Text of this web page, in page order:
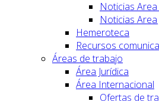
Noticias
Noticias Area
Hemeroteca
Recursos
Áreas de trabajo
Área Jurídica
Área Internacional
Ofertas de